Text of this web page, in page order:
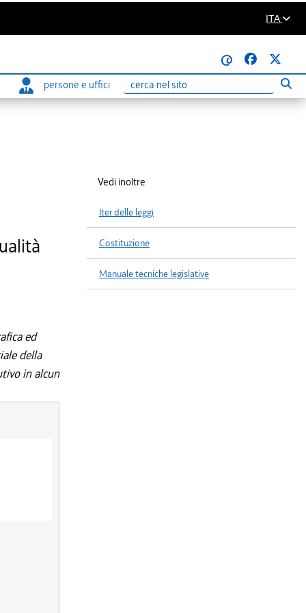
ITA
@
persone e uffici
Ricerca
ed
della
in alcun
Vedi inoltre
Iter delle leggi
Costituzione
Manuale tecniche legislative